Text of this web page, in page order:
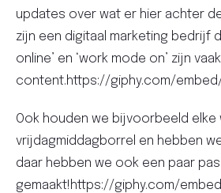
updates over wat er hier achter
zijn een digitaal marketing bedrijf
online’ en ‘work mode on’ zijn
content.https://giphy.com/embed/
Ook houden we bijvoorbeeld elke
vrijdagmiddagborrel en hebben
daar hebben we ook een paar
gemaakt!https://giphy.com/embed/